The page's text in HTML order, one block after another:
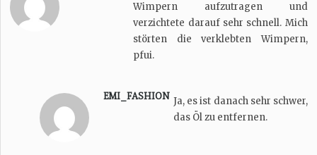
Wimpern aufzutragen und
verzichtete darauf sehr schnell. Mich
störten die verklebten Wimpern,
pfui.
EMI_FASHION Ja, es ist danach sehr schwer,
das Öl zu entfernen.